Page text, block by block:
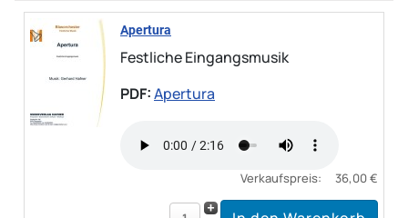
Apertura
Festliche Eingangsmusik
PDF:Apertura
Verkaufspreis: 36,00 €